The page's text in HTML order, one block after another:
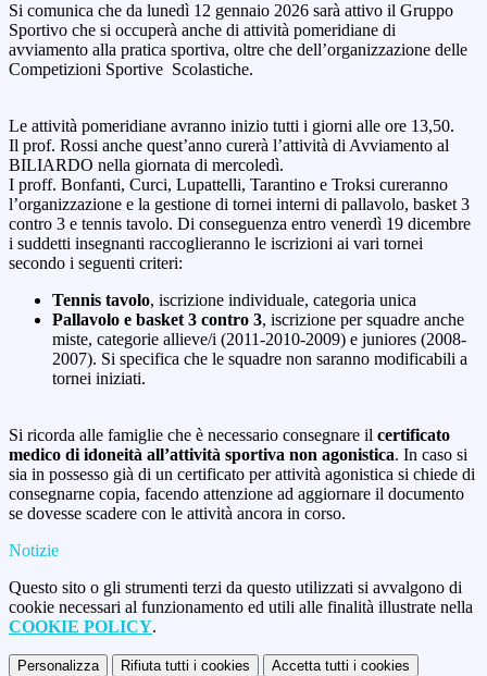
Si comunica che da lunedì 12 gennaio 2026 sarà attivo il Gruppo
Sportivo che si occuperà anche di attività pomeridiane di
avviamento alla pratica sportiva, oltre che dell’organizzazione delle
Competizioni Sportive Scolastiche.
Le attività pomeridiane avranno inizio tutti i giorni alle ore 13,50.
Il prof. Rossi anche quest’anno curerà l’attività di Avviamento al
BILIARDO nella giornata di mercoledì.
I proff. Bonfanti, Curci, Lupattelli, Tarantino e Troksi cureranno
l’organizzazione e la gestione di tornei interni di pallavolo, basket 3
contro 3 e tennis tavolo. Di conseguenza entro venerdì 19 dicembre
i suddetti insegnanti raccoglieranno le iscrizioni ai vari tornei
secondo i seguenti criteri:
Tennis tavolo, iscrizione individuale, categoria unica
Pallavolo e basket 3 contro 3, iscrizione per squadre anche
miste, categorie allieve/i (2011-2010-2009) e juniores (2008-
2007). Si specifica che le squadre non saranno modificabili a
tornei iniziati.
Si ricorda alle famiglie che è necessario consegnare il certificato
medico di idoneità all’attività sportiva non agonistica. In caso si
sia in possesso già di un certificato per attività agonistica si chiede di
consegnarne copia, facendo attenzione ad aggiornare il documento
se dovesse scadere con le attività ancora in corso.
Notizie
Questo sito o gli strumenti terzi da questo utilizzati si avvalgono di
cookie necessari al funzionamento ed utili alle finalità illustrate nella
COOKIE POLICY.
Personalizza Rifiuta tutti i cookies Accetta tutti i cookies